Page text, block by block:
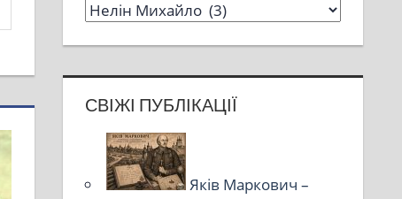
СВІЖІ ПУБЛІКАЦІЇ
Яків Маркович –